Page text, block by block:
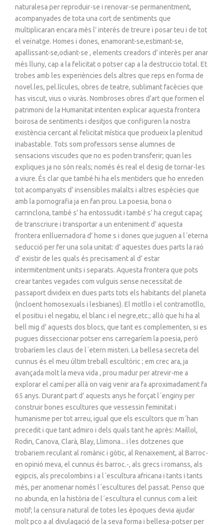
naturalesa per reproduir-se i renovar-se permanentment,
acompanyades de tota una cort de sentiments que
multiplicaran encara més l’ interès de treure i posar teu i de tot
el veïnatge. Homes i dones, enamorant-se,estimant-se,
apallissant-se,odiant-se , elements creadors d’ interès per anar
més lluny, cap a la felicitat o potser cap a la destruccio total. Et
trobes amb les experiències dels altres que reps en forma de
novel.les, pel.lícules, obres de teatre, sublimant facècies que
has viscut, vius o viuràs. Nombroses obres d’art que formen el
patrimoni de la Humanitat intenten explicar aquesta frontera
boirosa de sentiments i desitjos que configuren la nostra
existència cercant al felicitat mística que produeix la plenitud
inabastable. Tots som professors sense alumnes de
sensacions viscudes que no es poden transferir; quan les
expliques ja no són reals; només és real el desig de tornar-les
a viure. És clar que també hi ha els mentiders que ho enreden
tot acompanyats d’ insensibles malalts i altres espècies que
amb la pornografia ja en fan prou. La poesia, bona o
carrinclona, també s’ ha entossudit i també s’ ha cregut capaç
de transcriure i transportar a un enteniment d’ aquesta
frontera enlluernadora d’ home s i dones que juguen a l´eterna
seducció per fer una sola unitat: d’ aquestes dues parts la raó
d’ existir de les quals és precisament al d’ estar
intermitentment units i separats. Aquesta frontera que pots
crear tantes vegades com vulguis sense necessitat de
passaport divideix en dues parts tots els habitants del planeta
(incloent homosexuals i lesbianes). El motllo i el contramotllo,
el positiu i el negatiu, el blanc i el negre,etc.; allò que hi ha al
bell mig d’ aquests dos blocs, que tant es complementen, si es
pugues disseccionar potser ens carregaríem la poesia, però
trobaríem les claus de l´etern misteri. La bellesa secreta del
cunnus és el meu últim treball escultòric ; em crec ara, ja
avançada molt la meva vida , prou madur per atrevir-me a
explorar el camí per allà on vaig venir ara fa aproximadament fa
65 anys. Durant part d’ aquests anys he forçat l´enginy per
construir bones escultures que vessessin feminitat i
humanisme per tot arreu, igual que els escultors que m´han
precedit i que tant admiro i dels quals tant he après: Maillol,
Rodin, Canova, Clarà, Blay, Llimona... i les dotzenes que
trobariem reculant al romànic i gòtic, al Renaixement, al Barroc-
en opinió meva, el cunnus és barroc.-, als grecs i romanss, als
egipcis, als precolombins i a l´escultura africana i tants i tants
més, per anomenar només l´escultures del passat. Penso que
no abunda, en la història de l´escultura el cunnus com a leit
motif; la censura natural de totes les èpoques devia ajudar
molt pco a al divulagació de la seva forma i bellesa-potser per